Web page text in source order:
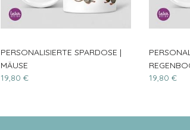
PERSONALISIERTE SPARDOSE |
MÄUSE
19,80 €
19,80 €